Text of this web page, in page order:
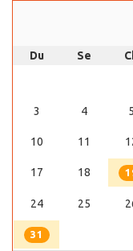
Du Se
3 4 5
10 11
17 18
24 25
31